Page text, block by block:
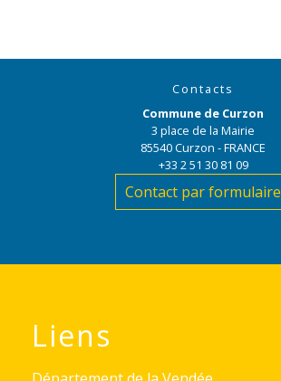
Contacts
Commune de Curzon
3 place de la Mairie
85540 Curzon - FRANCE
+33 2 51 30 81 09
Contact par formulaire
Liens